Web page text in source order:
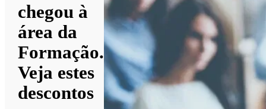
chegou à
área da
Formação.
Veja estes
descontos